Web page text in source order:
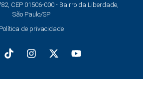
CEP 01506-000 - Bairro da Liberdade,
São Paulo/SP
Política de privacidade